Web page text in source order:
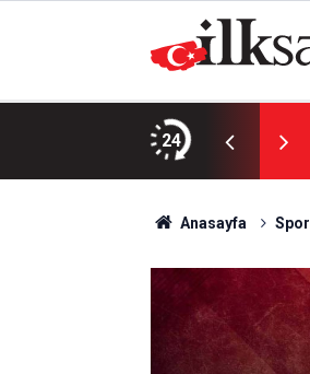
24
mesaisi: Su işlemleri cumartesi de
Anasayfa Spor